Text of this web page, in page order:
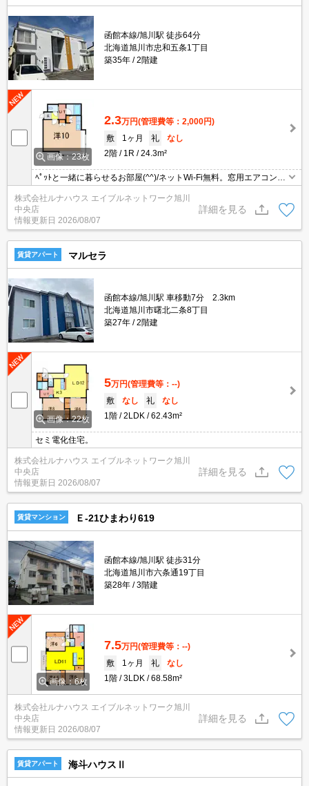
函館本線/旭川駅 徒歩64分
北海道旭川市忠和五条1丁目
築35年
2階建
画像：23枚
2.3万円(管理費等：2,000円)
敷
1ヶ月 礼
なし
2階
1R 24.3m²
ﾍﾟｯﾄと一緒に暮らせるお部屋(^^)/ネットWi-Fi無料。窓用エアコンつ
き★
株式会社ルナハウス エイブルネットワーク旭川
中央店
情報更新日 2026/08/07
詳細を見る
賃貸アパート マルセラ
函館本線/旭川駅 車移動7分 2.3km
北海道旭川市曙北二条8丁目
築27年
2階建
画像：22枚
5万円(管理費等：--)
敷
なし 礼
なし
1階
2LDK 62.43m²
セミ電化住宅。
株式会社ルナハウス エイブルネットワーク旭川
中央店
情報更新日 2026/08/07
詳細を見る
賃貸マンション Ｅ‐21ひまわり619
函館本線/旭川駅 徒歩31分
北海道旭川市六条通19丁目
築28年
3階建
画像：6枚
7.5万円(管理費等：--)
敷
1ヶ月 礼
なし
1階
3LDK 68.58m²
株式会社ルナハウス エイブルネットワーク旭川
中央店
情報更新日 2026/08/07
詳細を見る
賃貸アパート 海斗ハウスⅡ